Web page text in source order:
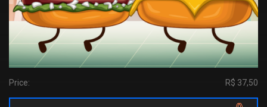
Price: R$ 37,50